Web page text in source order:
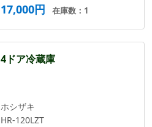
17,000円 在庫数：1
4ドア冷蔵庫
ホシザキ
HR-120LZT